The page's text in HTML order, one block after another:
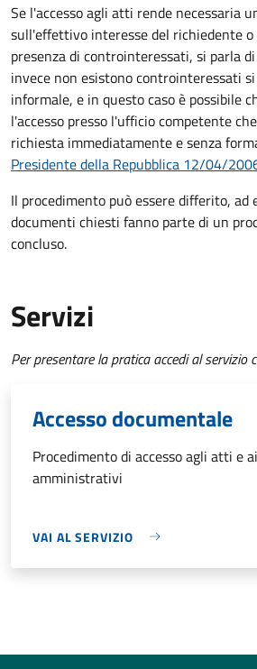
Se l'accesso agli atti rende necessaria
sull'effettivo interesse del richiedente
presenza di controinteressati, si parla
invece non esistono controinteressati
informale, e in questo caso è possibile
l'accesso presso l'ufficio competente
richiesta immediatamente e senza
Presidente della Repubblica 12/04/
Il procedimento può essere differito, ad
documenti chiesti fanno parte di un
concluso.
Servizi
Per presentare la pratica accedi al servizio
Accesso documentale
Procedimento di accesso agli atti e
amministrativi
VAI AL SERVIZIO